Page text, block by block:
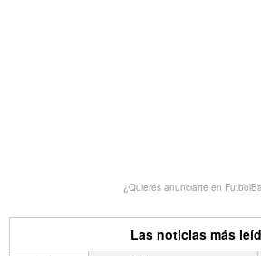
¿Quieres anunciarte en
Las noticias más